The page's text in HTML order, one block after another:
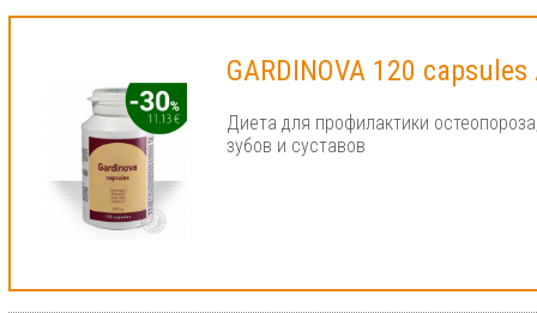
GARDINOVA 120 capsules
Диета для профилактики
зубов и суставов